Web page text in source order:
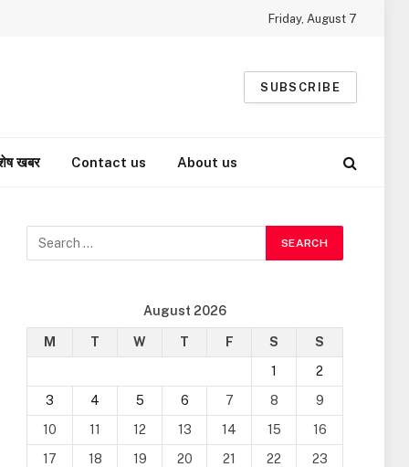
Friday, August 7
SUBSCRIBE
खबर Contact us About us
August 2026
M T W T F S
S
1
2
3
4 5 6 7 8
9
10
11 12 13 14 15
16
17
18 19 20 21 22
23